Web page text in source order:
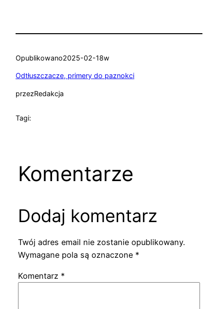
Opublikowano2025-02-18w
Odtłuszczacze, primery do paznokci
przezRedakcja
Tagi:
Komentarze
Dodaj komentarz
Twój adres email nie zostanie opublikowany.
Wymagane pola są oznaczone *
Komentarz *